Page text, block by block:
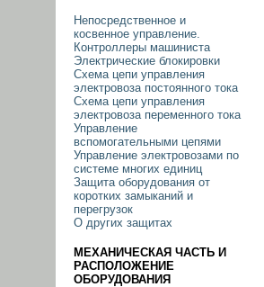
Непосредственное и
косвенное управление.
Контроллеры машиниста
Электрические блокировки
Схема цепи управления
электровоза постоянного тока
Схема цепи управления
электровоза переменного тока
Управление
вспомогательными цепями
Управление электровозами по
системе многих единиц
Защита оборудования от
коротких замыканий и
перегрузок
О других защитах
МЕХАНИЧЕСКАЯ ЧАСТЬ И
РАСПОЛОЖЕНИЕ
ОБОРУДОВАНИЯ